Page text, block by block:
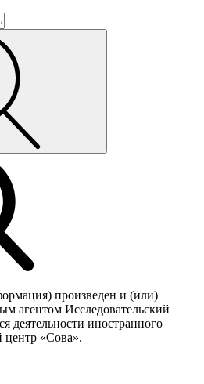
произведен и (или)
агентом Исследовательский
деятельности иностранного
центр «Сова».